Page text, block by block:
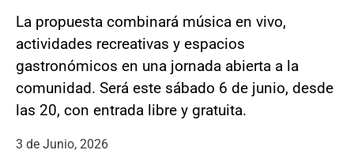
La propuesta combinará música en vivo,
actividades recreativas y espacios
gastronómicos en una jornada abierta a la
comunidad. Será este sábado 6 de junio, desde
las 20, con entrada libre y gratuita.
3 de Junio, 2026